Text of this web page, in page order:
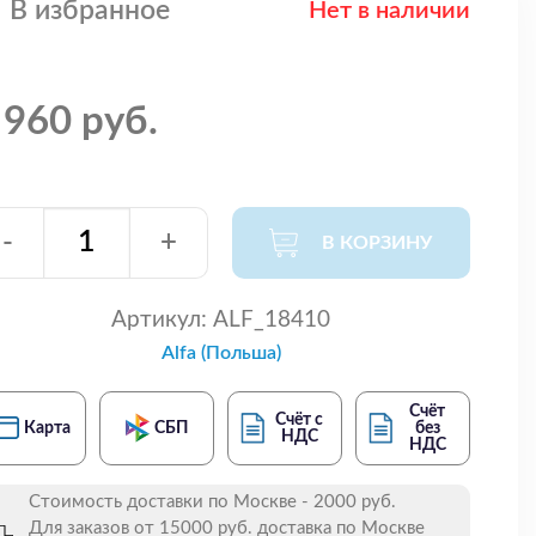
В избранное Нет в наличии
руб.
- + В КОРЗИНУ
Артикул: ALF_18410
Alfa (Польша)
Карта СБП
Счёт с
НДС
Счёт
без
НДС
Стоимость доставки по Москве - 2000 руб.
Для заказов от 15000 руб. доставка по Москве